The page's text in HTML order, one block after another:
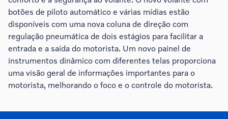
botões de piloto automático e várias mídias estão
disponíveis com uma nova coluna de direção com
regulação pneumática de dois estágios para facilitar a
entrada e a saída do motorista. Um novo painel de
instrumentos dinâmico com diferentes telas proporciona
uma visão geral de informações importantes para o
motorista, melhorando o foco e o controle do motorista.